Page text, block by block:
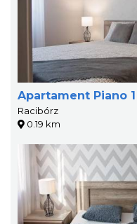
Apartament Piano 1
Racibórz
0.19 km